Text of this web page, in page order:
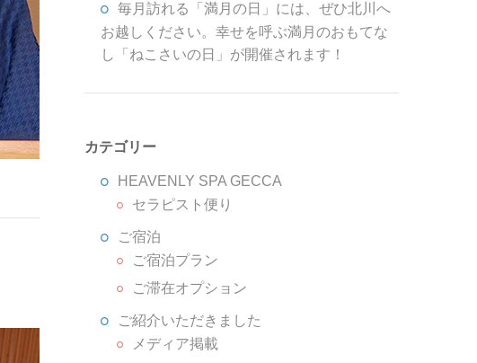
毎月訪れる「満月の日」には、ぜひ北川へ
お越しください。幸せを呼ぶ満月のおもてな
し「ねこさいの日」が開催されます！
カテゴリー
HEAVENLY SPA GECCA
セラピスト便り
ご宿泊
ご宿泊プラン
ご滞在オプション
ご紹介いただきました
メディア掲載